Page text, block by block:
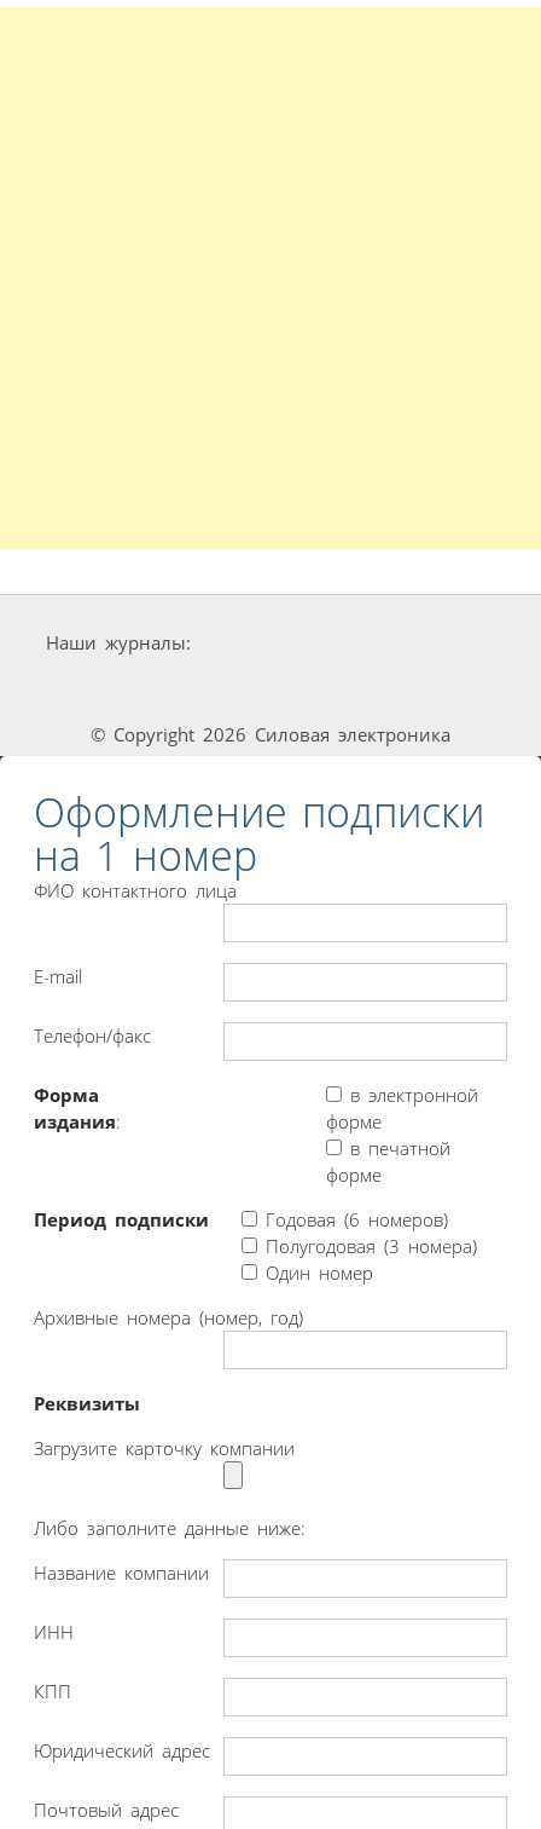
Наши журналы:
© Copyright 2026 Силовая электроника
Оформление подписки
на 1 номер
ФИО контактного лица
E-mail
Телефон/факс
Форма
издания:
в электронной
форме
в печатной
форме
Период подписки
Годовая (6 номеров)
Полугодовая (3 номера)
Один номер
Архивные номера (номер, год)
Реквизиты
Загрузите карточку компании
Либо заполните данные ниже:
Название компании
ИНН
КПП
Юридический адрес
Почтовый адрес